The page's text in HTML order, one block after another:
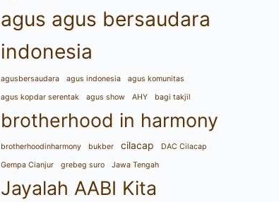
agus agus bersaudara
indonesia
agusbersaudara agus indonesia
agus komunitas
agus kopdar serentak
agus show AHY bagi takjil
brotherhood in harmony
brotherhoodinharmony bukber cilacap
DAC Cilacap
Gempa Cianjur
grebeg suro Jawa Tengah
Jayalah AABI Kita